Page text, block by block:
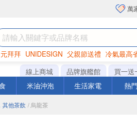
萬
拜拜 UNIDESIGN 父親節送禮 冷氣最高
罐頭 海苔 洋芋片
線上商城 品牌旗艦館 買一送
米油沖泡 生活家電 熱
其他茶飲 / 烏龍茶